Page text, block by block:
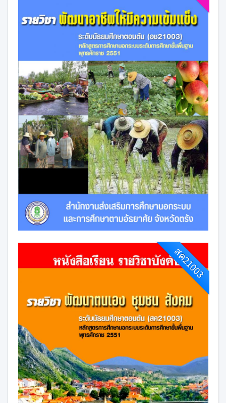
สค21003